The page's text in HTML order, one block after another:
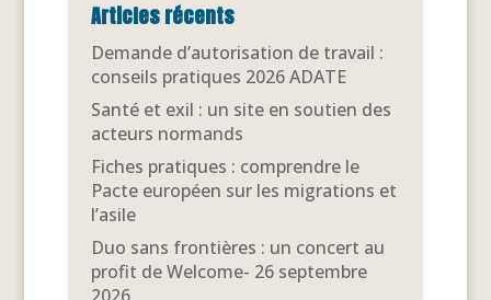
Articles récents
Demande d’autorisation de travail :
conseils pratiques 2026 ADATE
Santé et exil : un site en soutien des
acteurs normands
Fiches pratiques : comprendre le
Pacte européen sur les migrations et
l’asile
Duo sans frontières : un concert au
profit de Welcome- 26 septembre